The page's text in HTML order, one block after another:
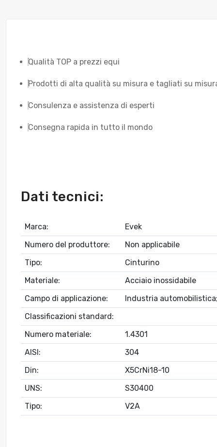
Qualità TOP a prezzi equi
Prodotti di alta qualità su misura e tagliati su
Consulenza e assistenza di esperti
Consegna rapida in tutto il mondo
Dati tecnici:
Marca:
Evek
Numero del produttore:
Non applicabile
Tipo:
Cinturino
Materiale:
Acciaio inossidabile
Campo di applicazione:
Industria
Classificazioni standard:
Numero materiale:
1.4301
AISI:
304
Din:
X5CrNi18-10
UNS:
S30400
Tipo:
V2A